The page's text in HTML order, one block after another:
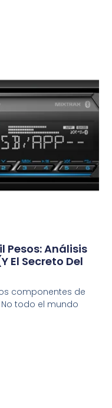
Pesos: Análisis
El Secreto Del
componentes de
todo el mundo